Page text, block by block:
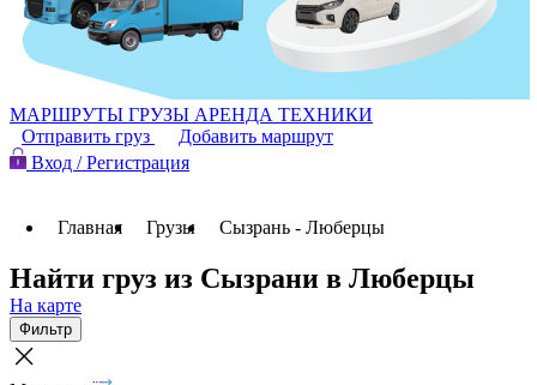
МАРШРУТЫ ГРУЗЫ АРЕНДА ТЕХНИКИ
Отправить груз
Добавить маршрут
Вход / Регистрация
Главная Грузы Сызрань - Люберцы
Найти груз из Сызрани в Люберцы
На карте
Фильтр